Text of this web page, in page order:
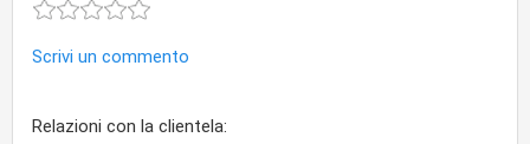
Scrivi un commento
Relazioni con la clientela: